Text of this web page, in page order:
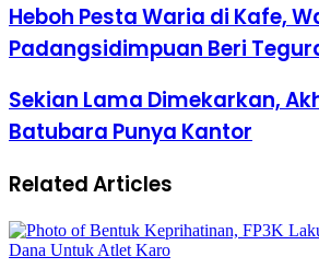
Heboh Pesta Waria di Kafe,
Padangsidimpuan Beri
Sekian Lama Dimekarkan,
Batubara Punya Kantor
Related Articles